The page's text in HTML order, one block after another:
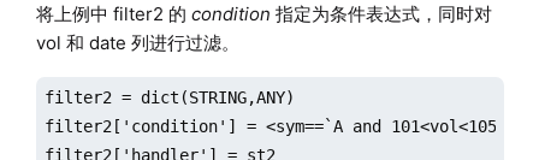
将上例中 filter2 的 condition 指定为条件表达式，同时对
vol 和 date 列进行过滤。
filter2 = dict(STRING,ANY)
filter2['condition'] = <sym==`A and 101<vol<105 and
filter2['handler'] = st2